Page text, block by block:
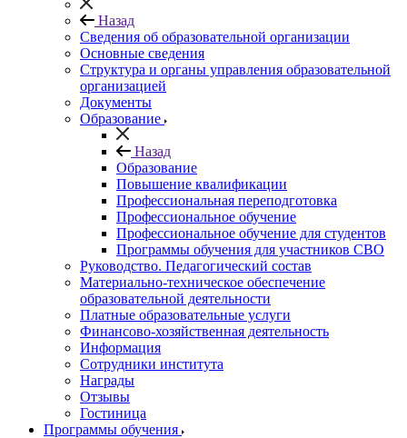
Назад
Сведения об образовательной организации
Основные сведения
Структура и органы управления образовательной
организацией
Документы
Образование
Назад
Образование
Повышение квалификации
Профессиональная переподготовка
Профессиональное обучение
Профессиональное обучение для студентов
Программы обучения для участников СВО
Руководство. Педагогический состав
Материально-техническое обеспечение
образовательной деятельности
Платные образовательные услуги
Финансово-хозяйственная деятельность
Информация
Сотрудники института
Награды
Отзывы
Гостиница
Программы обучения